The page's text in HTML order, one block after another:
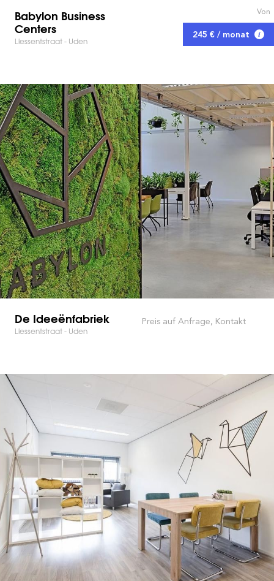
Babylon Business
Centers
Liessentstraat - Uden
Von
245 € / monat
De Ideeënfabriek
Liessentstraat - Uden
Preis auf Anfrage, Kontakt